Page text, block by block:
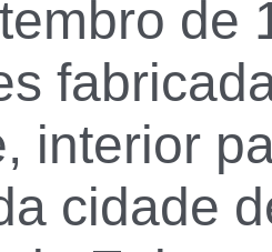
de
interior
cidade